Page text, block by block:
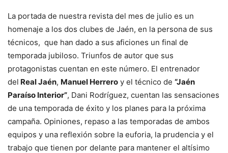
La portada de nuestra revista del mes de julio es un
homenaje a los dos clubes de Jaén, en la persona de sus
técnicos, que han dado a sus aficiones un final de
temporada jubiloso. Triunfos de autor que sus
protagonistas cuentan en este número. El entrenador
del Real Jaén, Manuel Herrero y el técnico de “Jaén
Paraíso Interior”, Dani Rodríguez, cuentan las sensaciones
de una temporada de éxito y los planes para la próxima
campaña. Opiniones, repaso a las temporadas de ambos
equipos y una reflexión sobre la euforia, la prudencia y el
trabajo que tienen por delante para mantener el altísimo